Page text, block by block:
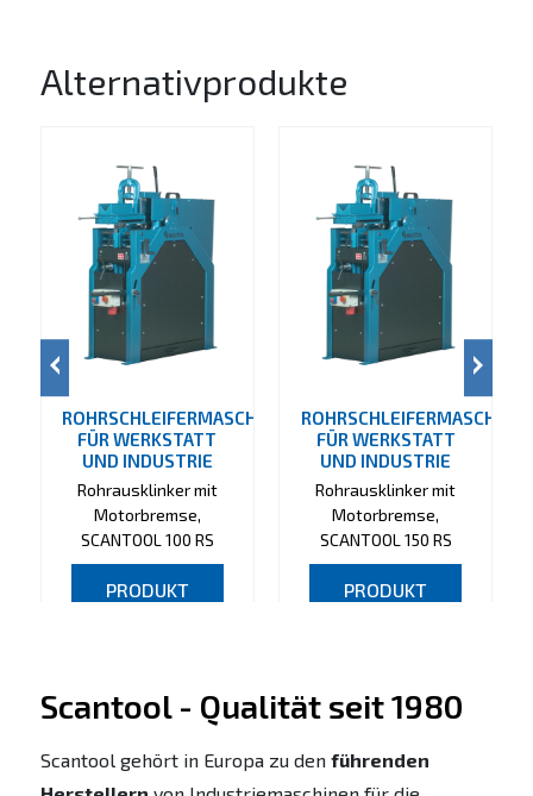
Alternativprodukte
ROHRSCHLEIFERMASCHINE
FÜR WERKSTATT
UND INDUSTRIE
Rohrausklinker mit
Motorbremse,
SCANTOOL 100 RS
PRODUKT
ROHRSCHLEIFERMASCHINE
FÜR WERKSTATT
UND INDUSTRIE
Rohrausklinker mit
Motorbremse,
SCANTOOL 150 RS
PRODUKT
Scantool - Qualität seit 1980
Scantool gehört in Europa zu den führenden